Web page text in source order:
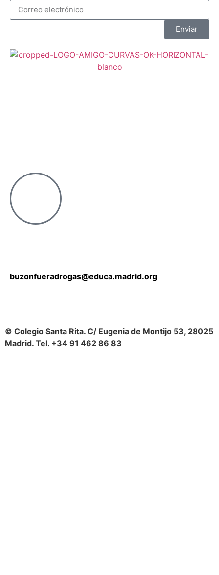
Enviar
buzonfueradrogas@educa.madrid.org
© Colegio Santa Rita. C/ Eugenia de Montijo 53, 28025
Madrid. Tel. +34 91 462 86 83